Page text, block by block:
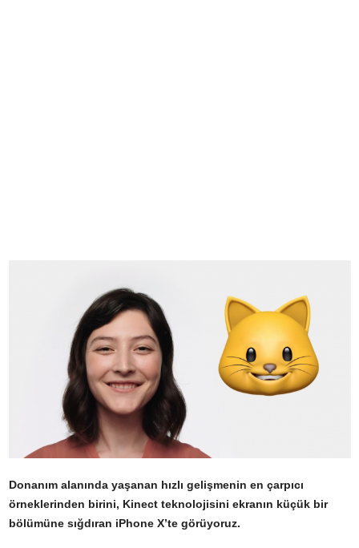
Donanım alanında yaşanan hızlı gelişmenin en çarpıcı
örneklerinden birini, Kinect teknolojisini ekranın küçük bir
bölümüne sığdıran iPhone X’te görüyoruz.